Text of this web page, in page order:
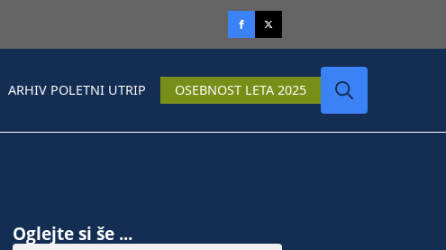
ARHIV POLETNI UTRIP OSEBNOST LETA 2025
Oglejte si še ...